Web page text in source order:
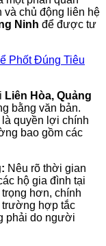
và chủ động liên hệ
Ninh để được tư
Phốt Đúng Tiêu
Liên Hòa, Quảng
bằng văn bản.
quyền lợi chính
bao gồm các
Nêu rõ thời gian
hộ gia đình tại
trọng hơn, chính
trường hợp tắc
phải do người